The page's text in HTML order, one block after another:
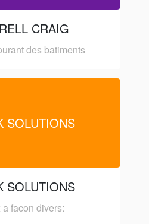
CRAIG
des batiments
SOLUTIONS
SOLUTIONS
facon divers: